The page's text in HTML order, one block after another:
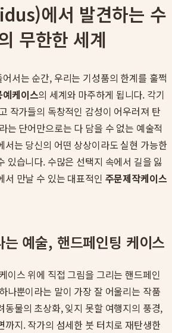
에서 발견하는 수
무한한 세계
서는 순간, 우리는 기성품의 한계를 훌쩍
예케이스의 세계와 마주하게 됩니다. 각기
작가들의 독창적인 감성이 어우러져 탄
는 단어만으로는 다 담을 수 없는 예술적
서는 당신의 어떤 상상이라도 실현 가능한
있습니다. 수많은 선택지 속에서 길을 잃
서 만날 수 있는 대표적인 주문제작케이스
예술, 핸드페인팅 케이스
이스 위에 직접 그림을 그리는 핸드페인
나뿐이라는 말이 가장 잘 어울리는 작품
동물의 초상화, 잊지 못할 여행지의 풍경,
까지. 작가의 섬세한 붓 터치로 재탄생한